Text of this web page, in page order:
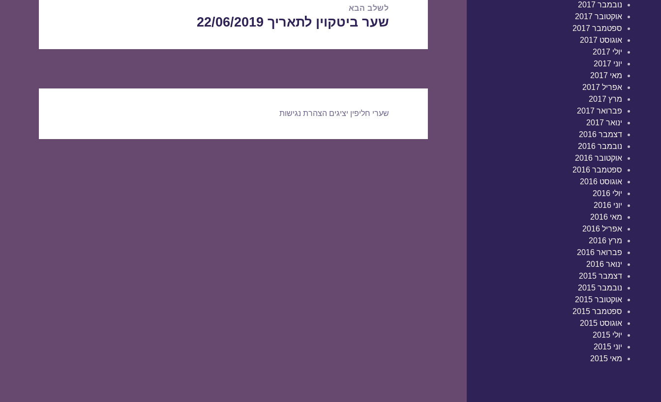
נובמבר 2017
אוקטובר 2017
ספטמבר 2017
אוגוסט 2017
יולי 2017
יוני 2017
מאי 2017
אפריל 2017
מרץ 2017
פברואר 2017
ינואר 2017
דצמבר 2016
נובמבר 2016
אוקטובר 2016
ספטמבר 2016
אוגוסט 2016
יולי 2016
יוני 2016
מאי 2016
אפריל 2016
מרץ 2016
פברואר 2016
ינואר 2016
דצמבר 2015
נובמבר 2015
אוקטובר 2015
ספטמבר 2015
אוגוסט 2015
יולי 2015
יוני 2015
מאי 2015
לשלב הבא
הפוסט
שער ביטקוין לתאריך 22/06/2019
שערי חליפין יציגים הצהרת נגישות